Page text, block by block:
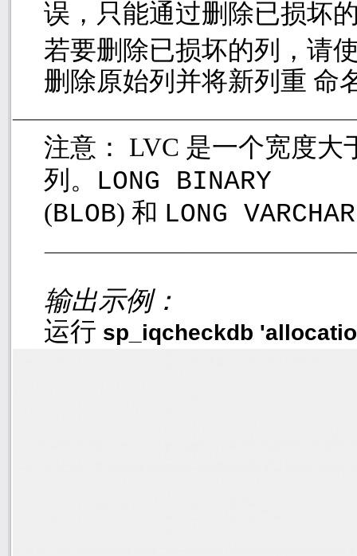
误，只能通过删除已损坏
若要删除已损坏的列，请
删除原始列并将新列重 命
注意： LVC 是一个宽度大
列。 LONG BINARY
(BLOB) 和 LONG
输出示例：
运行 sp_iqcheckdb